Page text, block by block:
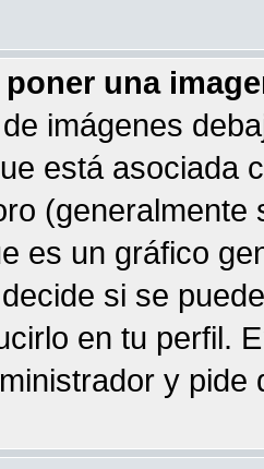
una
imágenes
está asociada
es un gráfico
si se
en tu perfil.
y